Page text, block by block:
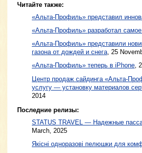
Читайте также:
«Альта-Профиль» представил
«Альта-Профиль» разработал
«Альта-Профиль» представили
газона от дождей и снега, 25
«Альта-Профиль» теперь в iPhone,
Центр продаж сайдинга «Альта-
услугу — установку материалов
2014
Последние релизы:
STATUS TRAVEL — Надежные
March, 2025
Якісні одноразові пелюшки для